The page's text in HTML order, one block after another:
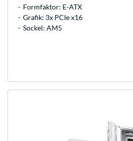
Formfaktor: E-ATX
Grafik: 3x PCIe x16
Sockel: AM5